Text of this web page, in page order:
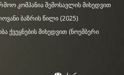
კომპანია შემოსავლის მიხედვით
ბაზრის წილი (2025)
ქვეყნების მიხედვით (ნოემბერი